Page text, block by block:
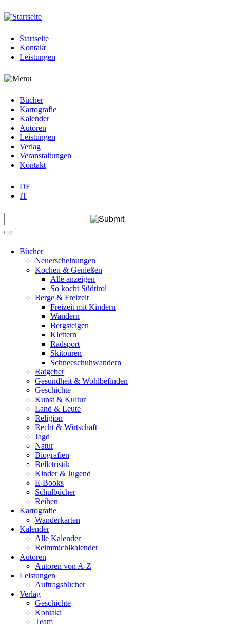
Jump to navigation
Startseite
Kontakt
Leistungen
Bücher
Kartografie
Kalender
Autoren
Leistungen
Verlag
Veranstaltungen
Kontakt
DE
IT
Suchformular
Bücher
Neuerscheinungen
Kochen & Genießen
Alle anzeigen
So kocht Südtirol
Berge & Freizeit
Freizeit mit Kindern
Wandern
Bergsteigen
Klettern
Radsport
Skitouren
Schneeschuhwandern
Ratgeber
Gesundheit & Wohlbefinden
Geschichte
Kunst & Kultur
Land & Leute
Religion
Recht & Wirtschaft
Jagd
Natur
Biografien
Belletristik
Kinder & Jugend
E-Books
Schulbücher
Reihen
Kartografie
Wanderkarten
Kalender
Alle Kalender
Reimmichlkalender
Autoren
Autoren von A-Z
Leistungen
Auftragsbücher
Verlag
Geschichte
Kontakt
Team